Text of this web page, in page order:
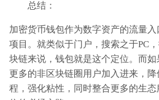
总结：
加密货币钱包作为数字资产的流量
项目。就类似于门户，搜索之于PC
块链来说，钱包就是这个定位。而
更多的非区块链圈用户加入进来，
程，强化粘性，同时整合更多的生